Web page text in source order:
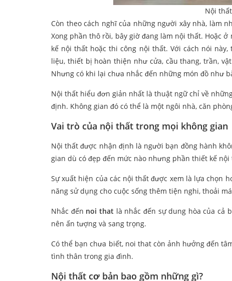
Nội
Còn theo cách nghĩ của những người xây nhà, làm
Xong phần thô rồi, bây giờ đang làm nội thất. Hoặc
kế nội thất hoặc thi công nội thất. Với cách nói này,
liệu, thiết bị hoàn thiện như cửa, cầu thang, trần,
Nhưng có khi lại chưa nhắc đến những món đồ như
Nội thất hiểu đơn giản nhất là thuật ngữ chỉ về
định. Không gian đó có thể là một ngôi nhà, căn
Vai trò của nội thất trong mọi không gian
Nội thất được nhận định là người bạn đồng hành
gian dù có đẹp đến mức nào nhưng phần thiết kế
Sự xuất hiện của các nội thất được xem là lựa chọn
năng sử dụng cho cuộc sống thêm tiện nghi, thoải
Nhắc đến noi that là nhắc đến sự dung hòa của cả
nên ấn tượng và sang trọng.
Có thể bạn chưa biết, noi that còn ảnh hưởng đến
tình thân trong gia đình.
Nội thất cơ bản bao gồm những gì?